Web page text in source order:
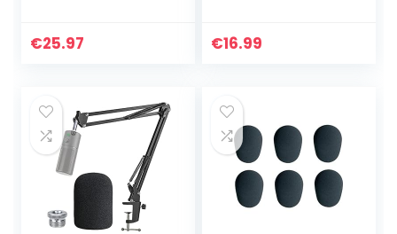
Kompatibel mit
€25.97
unsymmetrisches
€16.99